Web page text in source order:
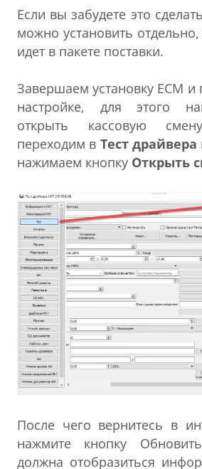
Если вы забудете это
можно установить
идет в пакете поставки.
Завершаем установку ЕСМ и
настройке, для этого
открыть кассовую
переходим в Тест драйвера
нажимаем кнопку Открыть
После чего вернитесь в
нажмите кнопку
должна отобразиться